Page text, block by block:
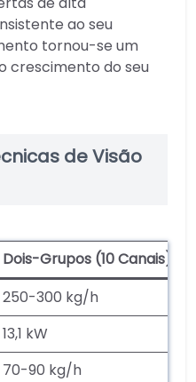
ao seu
tornou-se um
crescimento do seu
de Visão
Dois-Grupos (10 Canais)
250-300 kg/h
13,1 kW
70-90 kg/h